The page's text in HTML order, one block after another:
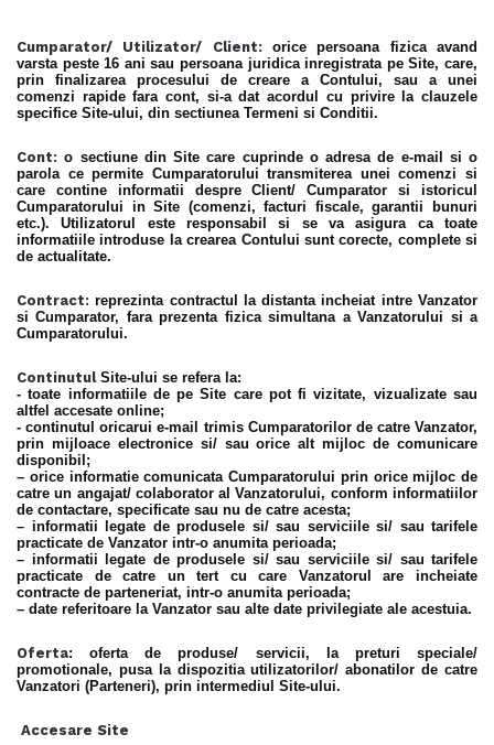
Cumparator/ Utilizator/ Client:orice persoana fizica avand
varsta peste 16 ani sau persoana juridica inregistrata pe Site, care,
prin finalizarea procesului de creare a Contului, sau a unei
comenzi rapide fara cont, si-a dat acordul cu privire la clauzele
specifice Site-ului, din sectiunea Termeni si Conditii.
Cont: o sectiune din Site care cuprinde o adresa de e-mail si o
parola ce permite Cumparatorului transmiterea unei comenzi si
care contine informatii despre Client/ Cumparator si istoricul
Cumparatorului in Site (comenzi, facturi fiscale, garantii bunuri
etc.). Utilizatorul este responsabil si se va asigura ca toate
informatiile introduse la crearea Contului sunt corecte, complete si
de actualitate.
Contract: reprezinta contractul la distanta incheiat intre Vanzator
si Cumparator, fara prezenta fizica simultana a Vanzatorului si a
Cumparatorului.
ContinutulSite-ului se refera la:
- toate informatiile de pe Site care pot fi vizitate, vizualizate sau
altfel accesate online;
- continutul oricarui e-mail trimis Cumparatorilor de catre Vanzator,
prin mijloace electronice si/ sau orice alt mijloc de comunicare
disponibil;
– orice informatie comunicata Cumparatorului prin orice mijloc de
catre un angajat/ colaborator al Vanzatorului, conform informatiilor
de contactare, specificate sau nu de catre acesta;
– informatii legate de produsele si/ sau serviciile si/ sau tarifele
practicate de Vanzator intr-o anumita perioada;
– informatii legate de produsele si/ sau serviciile si/ sau tarifele
practicate de catre un tert cu care Vanzatorul are incheiate
contracte de parteneriat, intr-o anumita perioada;
– date referitoare la Vanzator sau alte date privilegiate ale acestuia.
Oferta: oferta de produse/ servicii, la preturi speciale/
promotionale, pusa la dispozitia utilizatorilor/ abonatilor de catre
Vanzatori (Parteneri), prin intermediul Site-ului.
Accesare Site